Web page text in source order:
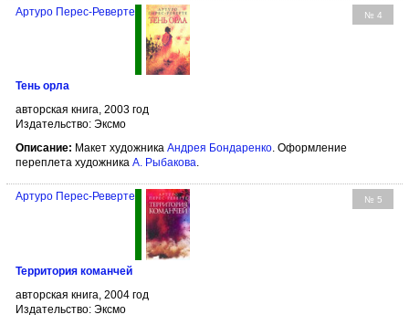
№ 4
Артуро Перес-Реверте
Тень орла
авторская книга, 2003 год
Издательство: Эксмо
Описание: Макет художника Андрея Бондаренко. Оформление
переплета художника А. Рыбакова.
№ 5
Артуро Перес-Реверте
Территория команчей
авторская книга, 2004 год
Издательство: Эксмо